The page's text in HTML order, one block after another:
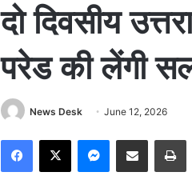
दो दिवसीय
परेड की लेंगी
News Desk June 12, 2026
Facebook
X Messenger
Share via Email